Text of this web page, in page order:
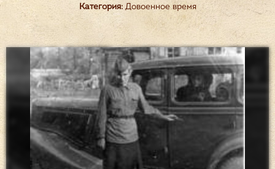
Категория:Довоенное время